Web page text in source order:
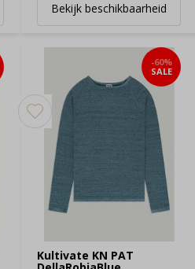
Bekijk beschikbaarheid
Kultivate KN PAT
-60%
SALE